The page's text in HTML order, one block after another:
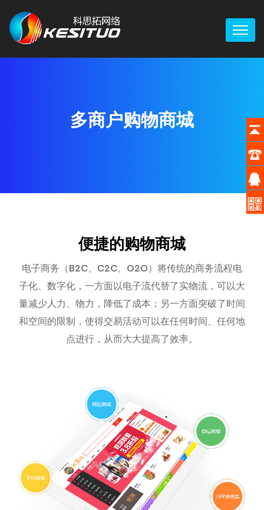
多商户购物商城
便捷的购物商城
电子商务（B2C、C2C、O2O）将传统的商务流程电
子化、数字化，一方面以电子流代替了实物流，可以大
量减少人力、物力，降低了成本；另一方面突破了时间
和空间的限制，使得交易活动可以在任何时间、任何地
点进行，从而大大提高了效率。